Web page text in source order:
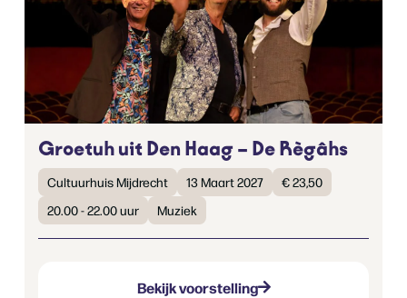
Groetuh uit Den Haag – De Règâhs
Cultuurhuis Mijdrecht 13 Maart 2027
€ 23,50
20.00 - 22.00 uur
Muziek
Bekijk voorstelling